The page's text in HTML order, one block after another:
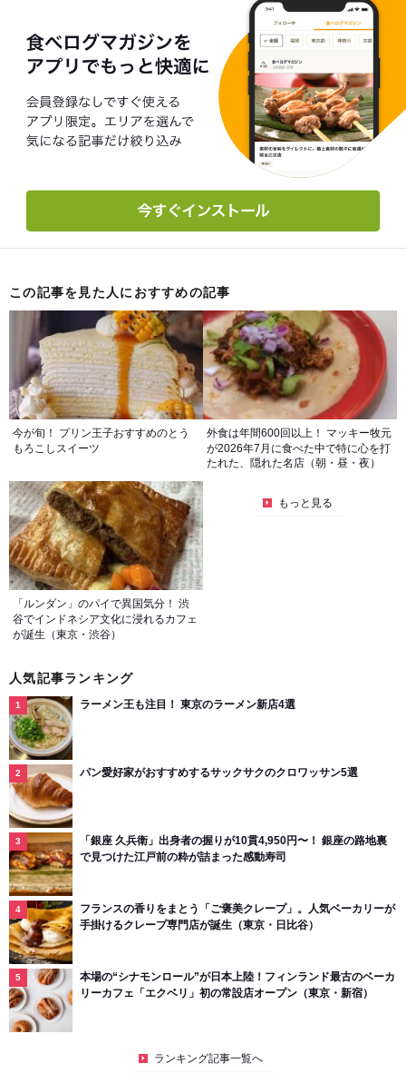
この記事を見た人におすすめの記事
今が旬！ プリン王子おすすめのとう
もろこしスイーツ
外食は年間600回以上！ マッキー牧元
が2026年7月に食べた中で特に心を打
たれた、隠れた名店（朝・昼・夜）
「ルンダン」のパイで異国気分！ 渋
谷でインドネシア文化に浸れるカフェ
が誕生（東京・渋谷）
もっと見る
人気記事ランキング
ラーメン王も注目！ 東京のラーメン新店4選
パン愛好家がおすすめするサックサクのクロワッサン5選
「銀座 久兵衛」出身者の握りが10貫4,950円〜！ 銀座の路地裏
で見つけた江戸前の粋が詰まった感動寿司
フランスの香りをまとう「ご褒美クレープ」。人気ベーカリーが
手掛けるクレープ専門店が誕生（東京・日比谷）
本場の“シナモンロール”が日本上陸！フィンランド最古のベーカ
リーカフェ「エクベリ」初の常設店オープン（東京・新宿）
ランキング記事一覧へ